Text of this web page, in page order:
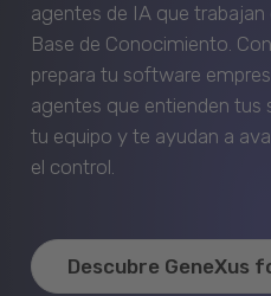
agentes de IA que
Base de Conocimiento.
prepara tu software
agentes que entienden tus
tu equipo y te ayudan a
el control.
Descubre GeneXus